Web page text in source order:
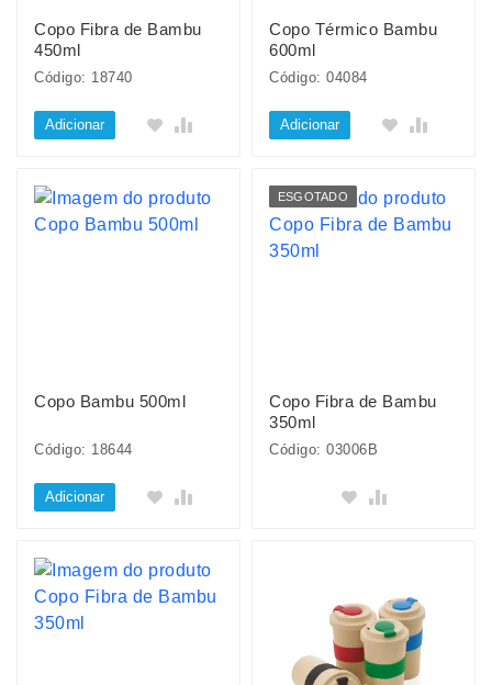
Copo Fibra de Bambu
450ml
Código: 18740
Adicionar
Copo Térmico Bambu
600ml
Código: 04084
Adicionar
Copo Bambu 500ml
Código: 18644
Adicionar
ESGOTADO
Copo Fibra de Bambu
350ml
Código: 03006B